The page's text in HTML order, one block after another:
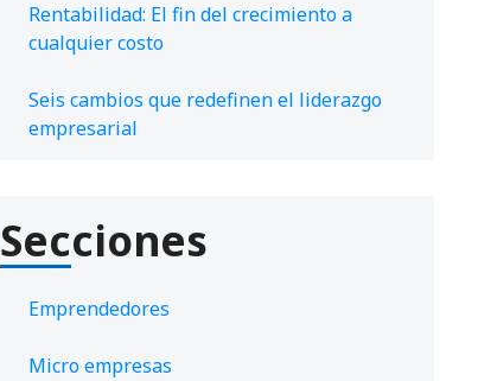
Rentabilidad: El fin del crecimiento a
cualquier costo
Seis cambios que redefinen el liderazgo
empresarial
Secciones
Emprendedores
Micro empresas